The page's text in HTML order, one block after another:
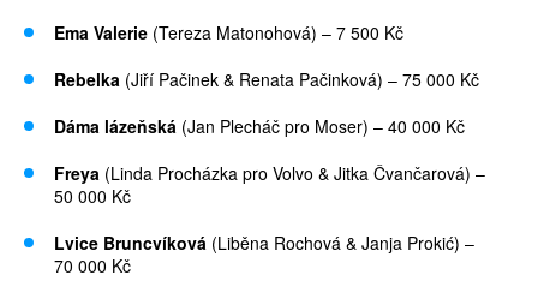
Ema Valerie (Tereza Matonohová) – 7 500 Kč
Rebelka (Jiří Pačinek & Renata Pačinková) – 75 000 Kč
Dáma lázeňská (Jan Plecháč pro Moser) – 40 000 Kč
Freya (Linda Procházka pro Volvo & Jitka Čvančarová) –
50 000 Kč
Lvice Bruncvíková (Liběna Rochová & Janja Prokić) –
70 000 Kč